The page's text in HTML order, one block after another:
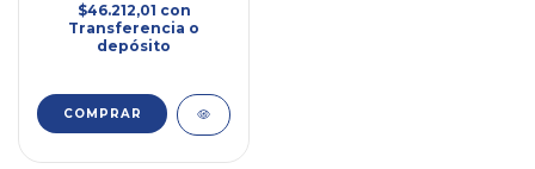
$46.212,01 con
Transferencia o
depósito